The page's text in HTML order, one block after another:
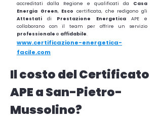
accreditati dalla Regione e qualificati da Casa
Energia Green, Escocertificata, che redigono gli
Attestatidi Prestazione EnergeticaAPE e
collaborano con il team per offrire un servizio
professionale e affidabile.
www.certificazione-energetica-
facile.com
Il costo del Certificato
APE a San-Pietro-
Mussolino?